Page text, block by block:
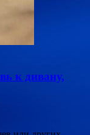
к дивану,